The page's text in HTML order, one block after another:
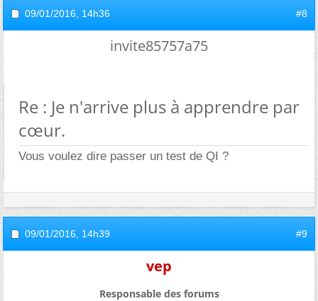
09/01/2016, 14h36 #8
invite85757a75
Re : Je n'arrive plus à apprendre par
cœur.
Vous voulez dire passer un test de QI ?
09/01/2016, 14h39 #9
vep
Responsable des forums